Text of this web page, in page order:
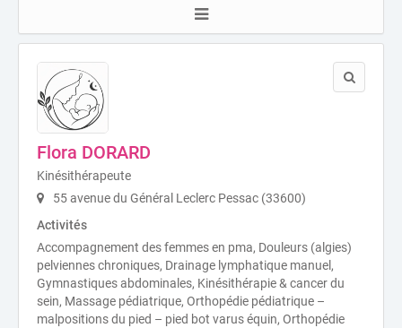
Flora DORARD
Kinésithérapeute
55 avenue du Général Leclerc Pessac (33600)
Activités
Accompagnement des femmes en pma, Douleurs (algies)
pelviennes chroniques, Drainage lymphatique manuel,
Gymnastiques abdominales, Kinésithérapie & cancer du
sein, Massage pédiatrique, Orthopédie pédiatrique –
malpositions du pied – pied bot varus équin, Orthopédie